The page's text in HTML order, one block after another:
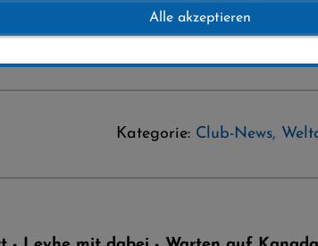
Kategorie: Club-News,
Alle akzeptieren